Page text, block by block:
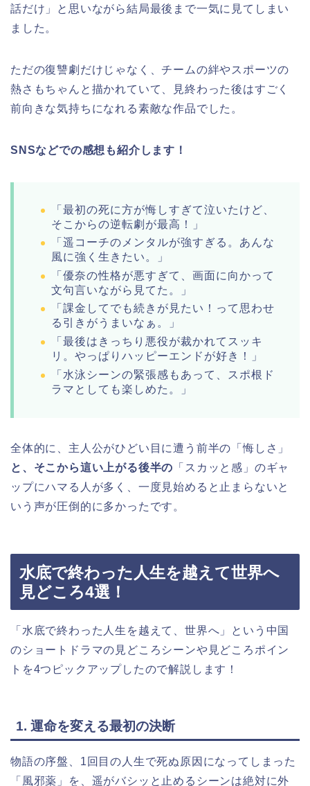
話だけ」と思いながら結局最後まで一気に見てしまい
ました。
ただの復讐劇だけじゃなく、チームの絆やスポーツの
熱さもちゃんと描かれていて、見終わった後はすごく
前向きな気持ちになれる素敵な作品でした。
SNSなどでの感想も紹介します！
「最初の死に方が悔しすぎて泣いたけど、
そこからの逆転劇が最高！」
「遥コーチのメンタルが強すぎる。あんな
風に強く生きたい。」
「優奈の性格が悪すぎて、画面に向かって
文句言いながら見てた。」
「課金してでも続きが見たい！って思わせ
る引きがうまいなぁ。」
「最後はきっちり悪役が裁かれてスッキ
リ。やっぱりハッピーエンドが好き！」
「水泳シーンの緊張感もあって、スポ根ド
ラマとしても楽しめた。」
全体的に、主人公がひどい目に遭う前半の「悔しさ」
と、そこから這い上がる後半の 「スカッと感」のギャ
ップにハマる人が多く、一度見始めると止まらないと
いう声が圧倒的に多かったです。
水底で終わった人生を越えて世界へ
見どころ4選！
「水底で終わった人生を越えて、世界へ」という中国
のショートドラマの見どころシーンや見どころポイン
トを4つピックアップしたので解説します！
1. 運命を変える最初の決断
物語の序盤、1回目の人生で死ぬ原因になってしまった
「風邪薬」を、遥がバシッと止めるシーンは絶対に外